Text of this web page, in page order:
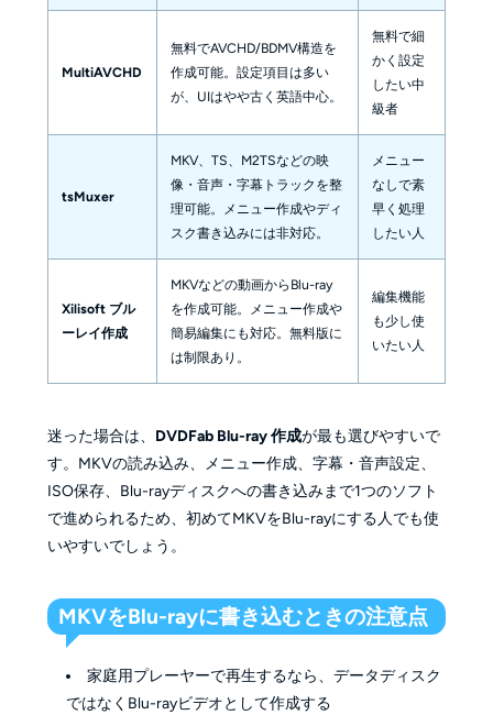
MultiAVCHD
無料でAVCHD/BDMV構造を
作成可能。設定項目は多い
が、UIはやや古く英語中心。
無料で細
かく設定
したい中
級者
tsMuxer
MKV、TS、M2TSなどの映
像・音声・字幕トラックを整
理可能。メニュー作成やディ
スク書き込みには非対応。
メニュー
なしで素
早く処理
したい人
Xilisoft ブル
ーレイ作成
MKVなどの動画からBlu-ray
を作成可能。メニュー作成や
簡易編集にも対応。無料版に
は制限あり。
編集機能
も少し使
いたい人
迷った場合は、 DVDFab Blu-ray 作成が最も選びやすいで
す。MKVの読み込み、メニュー作成、字幕・音声設定、
ISO保存、Blu-rayディスクへの書き込みまで1つのソフト
で進められるため、初めてMKVをBlu-rayにする人でも使
いやすいでしょう。
MKVをBlu-rayに書き込むときの注意点
家庭用プレーヤーで再生するなら、データディスク
ではなくBlu-rayビデオとして作成する